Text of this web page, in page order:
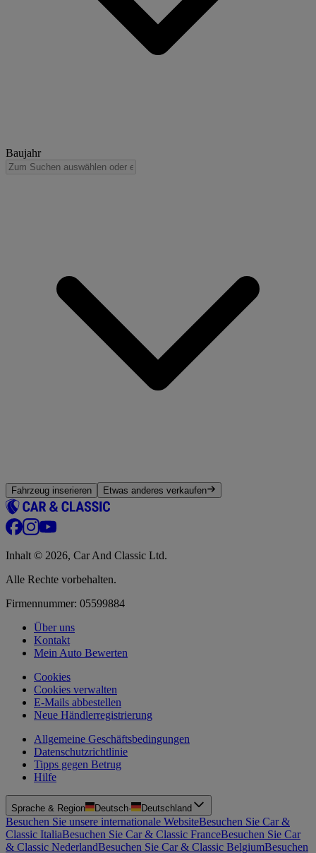
Baujahr
Fahrzeug inserieren Etwas anderes verkaufen
Inhalt © 2026, Car And Classic Ltd.
Alle Rechte vorbehalten.
Firmennummer: 05599884
Über uns
Kontakt
Mein Auto Bewerten
Cookies
Cookies verwalten
E-Mails abbestellen
Neue Händlerregistrierung
Allgemeine Geschäftsbedingungen
Datenschutzrichtlinie
Tipps gegen Betrug
Hilfe
Sprache & Region Deutsch· Deutschland
Besuchen Sie unsere internationale WebsiteBesuchen Sie Car &
Classic ItaliaBesuchen Sie Car & Classic FranceBesuchen Sie Car
& Classic NederlandBesuchen Sie Car & Classic BelgiumBesuchen